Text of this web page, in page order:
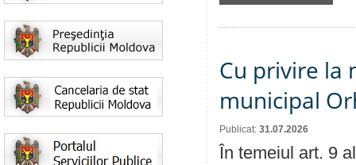
Cu privire la
municipal
Publicat: 31.07.2026
În temeiul art. 9